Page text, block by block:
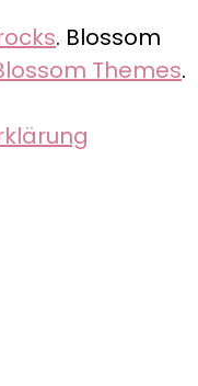
. Blossom
Themes.